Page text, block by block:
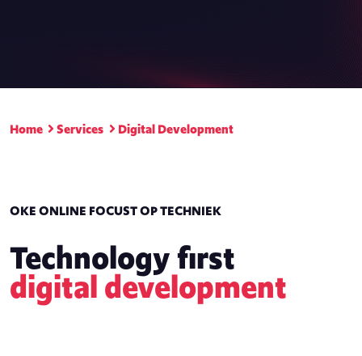
Home Services Digital Development
OKE ONLINE FOCUST OP TECHNIEK
Technology first
digital development